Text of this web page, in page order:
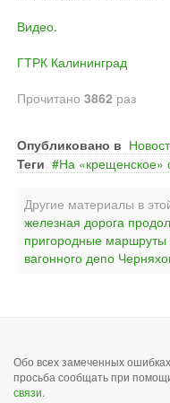
Видео.
ГТРК Калининград
Прочитано 3862 раз
Опубликовано в
Теги
На «крещенское»
Другие материалы в
железная дорога
пригородные маршруты
вагонного депо
Обо всех замеченных
просьба сообщать при
связи.